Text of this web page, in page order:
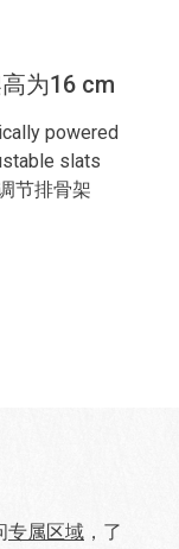
为16 cm
powered
slats
节排骨架
专属区域 ，了